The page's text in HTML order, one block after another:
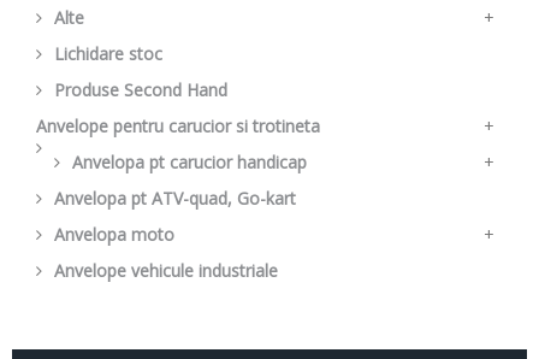
Casca bicicleta
Manusi bicicleta
Ochelari
Alte
+
Alte piese bicicleta
Suport
Lichidare stoc
Produse Second Hand
Anvelope pentru carucior si trotineta
+
Camera pentru carucior
Anvelopa pt carucior handicap
+
Camera pt carucior handicap
Anvelopa pt ATV-quad, Go-kart
Anvelopa moto
+
Anvelopa scuter
Anvelope vehicule industriale